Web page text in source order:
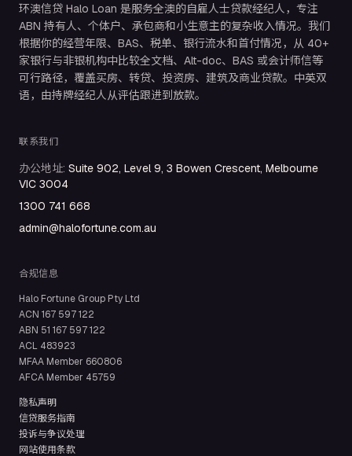
环澳信贷 Halo Loan 是服务全澳的自雇人士贷款经纪人，专注
ABN 持有人、个体户、承包商和小生意主的复杂收入情况。我们
根据你的经营年限、BAS、税单、银行流水和首付情况，从 40+
家银行与非银机构中比较全文档、Alt-doc、BAS 或会计师信等
可行路径，覆盖买房、转贷、投资房、建筑及商业贷款。中英双
语，由持牌经纪人从评估跟进到放款。
联系我们
办公地址: Suite 902, Level 9, 3 Bowen Crescent, Melbourne
VIC 3004
1300 741 668
admin@halofortune.com.au
合规信息
Halo Fortune Group Pty Ltd
ACN 167 597 122
ABN 51 167 597 122
ACL 483923
MFAA Member 660806
AFCA Member 45759
隐私声明
信贷服务指南
投诉与争议处理
网站使用条款